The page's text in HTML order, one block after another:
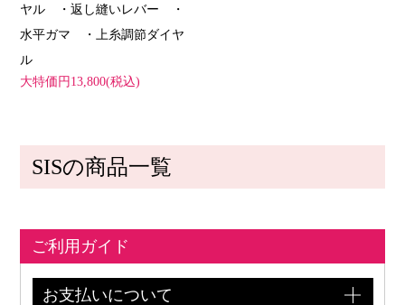
ヤル ・返し縫いレバー ・
水平ガマ ・上糸調節ダイヤ
ル
大特価円13,800(税込)
SISの商品一覧
ご利用ガイド
お支払いについて